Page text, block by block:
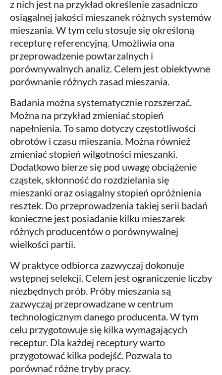
z nich jest na przykład określenie zasadniczo
osiągalnej jakości mieszanek różnych systemów
mieszania. W tym celu stosuje się określoną
recepturę referencyjną. Umożliwia ona
przeprowadzenie powtarzalnych i
porównywalnych analiz. Celem jest obiektywne
porównanie różnych zasad mieszania.
Badania można systematycznie rozszerzać.
Można na przykład zmieniać stopień
napełnienia. To samo dotyczy częstotliwości
obrotów i czasu mieszania. Można również
zmieniać stopień wilgotności mieszanki.
Dodatkowo bierze się pod uwagę obciążenie
cząstek, skłonność do rozdzielania się
mieszanki oraz osiągalny stopień opróżnienia
resztek. Do przeprowadzenia takiej serii badań
konieczne jest posiadanie kilku mieszarek
różnych producentów o porównywalnej
wielkości partii.
W praktyce odbiorca zazwyczaj dokonuje
wstępnej selekcji. Celem jest ograniczenie liczby
niezbędnych prób. Próby mieszania są
zazwyczaj przeprowadzane w centrum
technologicznym danego producenta. W tym
celu przygotowuje się kilka wymagających
receptur. Dla każdej receptury warto
przygotować kilka podejść. Pozwala to
porównać różne tryby pracy.